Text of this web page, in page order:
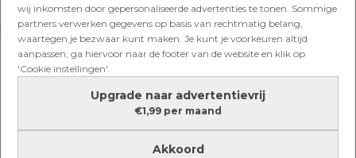
wij inkomsten door gepersonaliseerde advertenties te tonen. Sommige
partners verwerken gegevens op basis van rechtmatig belang,
waartegen je bezwaar kunt maken. Je kunt je voorkeuren altijd
aanpassen; ga hiervoor naar de footer van de website en klik op
'Cookie instellingen'.
Upgrade naar advertentievrij
€1,99 per maand
Akkoord
Lees verder onder de advertentie